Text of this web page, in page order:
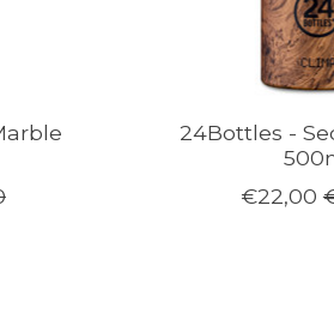
24Bottles -
€22,00